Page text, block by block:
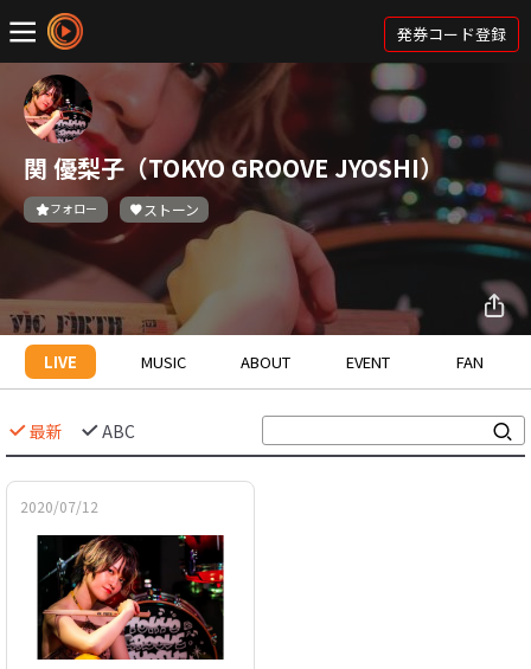
発券コード登録
関 優梨子（TOKYO GROOVE JYOSHI）
フォロー ストーン
LIVE MUSIC ABOUT EVENT FAN
最新 ABC
2020/07/12